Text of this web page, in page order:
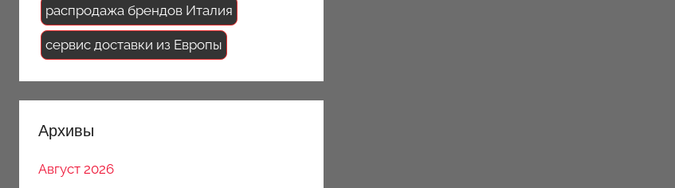
распродажа брендов Италия
сервис доставки из Европы
Архивы
Август 2026